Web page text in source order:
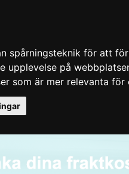
spårningsteknik för att
upplevelse på
som är mer relevanta för